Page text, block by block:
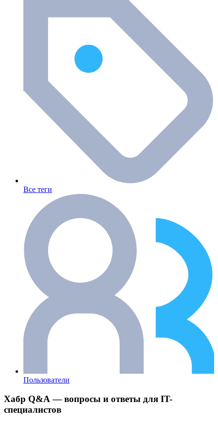
Все теги
Пользователи
Хабр Q&A — вопросы и ответы для IT-
специалистов